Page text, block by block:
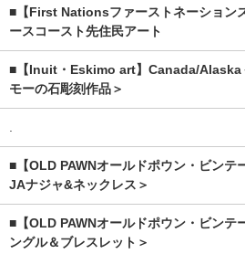
■【First Nationsファーストネーション
ースコースト先住民アート
■【Inuit・Eskimo art】Canada/Alaska
モーの石彫刻作品＞
.
■【OLD PAWNオールドポウン・ビンテ
JAナジャ&ネックレス＞
■【OLD PAWNオールドポウン・ビンテ
ングル＆ブレスレット＞